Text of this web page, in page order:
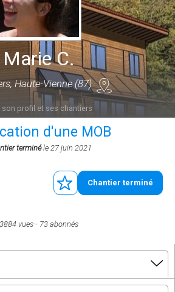
Marie C.
Haute-Vienne (87)
son profil et ses chantiers
d'une MOB
terminéle 27 juin 2021
Chantier terminé
3884 vues 73 abonnés